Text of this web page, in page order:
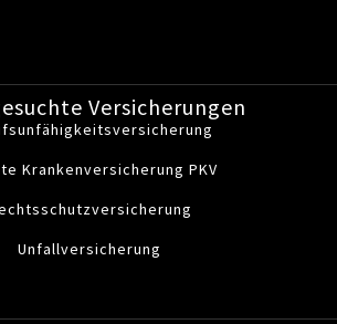
Versicherungen
Krankenversicherung PKV
Unfallversicherung